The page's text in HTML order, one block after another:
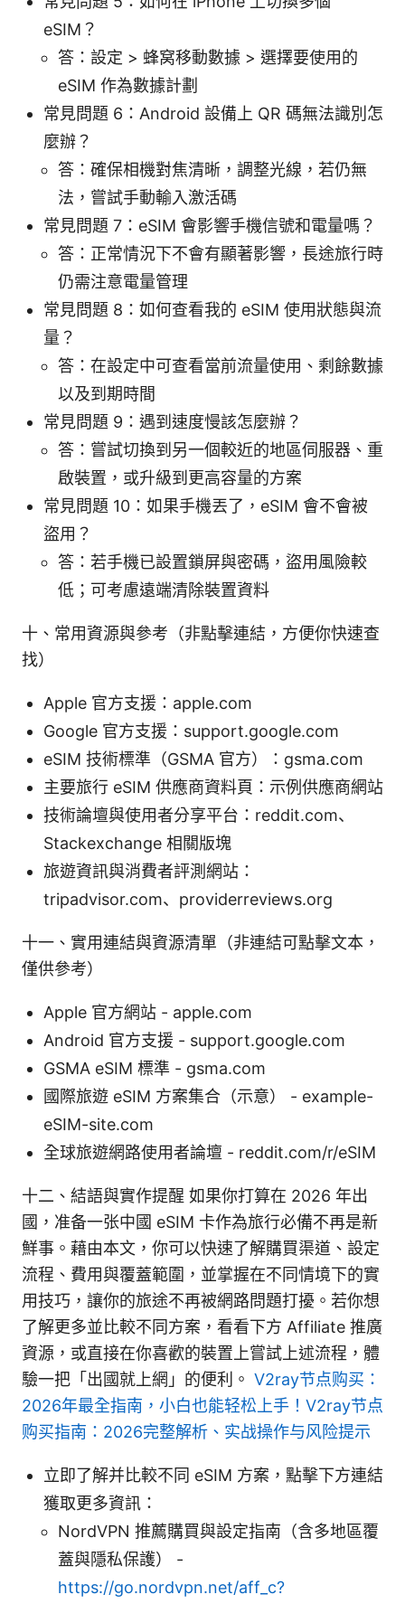
eSIM？
答：設定 > 蜂窝移動數據 > 選擇要使用的
eSIM 作為數據計劃
常見問題 6：Android 設備上 QR 碼無法識別怎
麼辦？
答：確保相機對焦清晰，調整光線，若仍無
法，嘗試手動輸入激活碼
常見問題 7：eSIM 會影響手機信號和電量嗎？
答：正常情況下不會有顯著影響，長途旅行時
仍需注意電量管理
常見問題 8：如何查看我的 eSIM 使用狀態與流
量？
答：在設定中可查看當前流量使用、剩餘數據
以及到期時間
常見問題 9：遇到速度慢該怎麼辦？
答：嘗試切換到另一個較近的地區伺服器、重
啟裝置，或升級到更高容量的方案
常見問題 10：如果手機丟了，eSIM 會不會被
盜用？
答：若手機已設置鎖屏與密碼，盜用風險較
低；可考慮遠端清除裝置資料
十、常用資源與參考（非點擊連結，方便你快速查
找）
Apple 官方支援：apple.com
Google 官方支援：support.google.com
eSIM 技術標準（GSMA 官方）：gsma.com
主要旅行 eSIM 供應商資料頁：示例供應商網站
技術論壇與使用者分享平台：reddit.com、
Stackexchange 相關版塊
旅遊資訊與消費者評測網站：
tripadvisor.com、providerreviews.org
十一、實用連結與資源清單（非連結可點擊文本，
僅供參考）
Apple 官方網站 - apple.com
Android 官方支援 - support.google.com
GSMA eSIM 標準 - gsma.com
國際旅遊 eSIM 方案集合（示意） - example-
eSIM-site.com
全球旅遊網路使用者論壇 - reddit.com/r/eSIM
十二、結語與實作提醒 如果你打算在 2026 年出
國，准备一张中國 eSIM 卡作為旅行必備不再是新
鮮事。藉由本文，你可以快速了解購買渠道、設定
流程、費用與覆蓋範圍，並掌握在不同情境下的實
用技巧，讓你的旅途不再被網路問題打擾。若你想
了解更多並比較不同方案，看看下方 Affiliate 推廣
資源，或直接在你喜歡的裝置上嘗試上述流程，體
驗一把「出國就上網」的便利。 V2ray节点购买：
2026年最全指南，小白也能轻松上手！V2ray节点
购买指南：2026完整解析、实战操作与风险提示
立即了解并比較不同 eSIM 方案，點擊下方連結
獲取更多資訊：
NordVPN 推薦購買與設定指南（含多地區覆
蓋與隱私保護） -
https://go.nordvpn.net/aff_c?